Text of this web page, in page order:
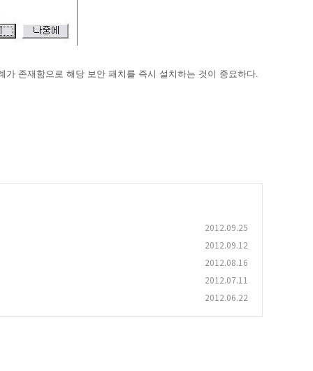
가 존재함으로 해당 보안 패치를 즉시 설치하는 것이 중요하다.
2012.09.25
2012.09.12
2012.08.16
2012.07.11
2012.06.22